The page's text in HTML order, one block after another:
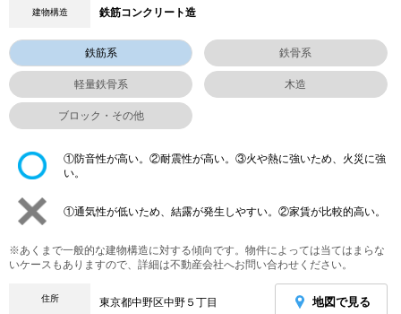
建物構造 鉄筋コンクリート造
鉄筋系 鉄骨系
軽量鉄骨系 木造
ブロック・その他
①防音性が高い。②耐震性が高い。③火や熱に強いため、火災に強
い。
①通気性が低いため、結露が発生しやすい。②家賃が比較的高い。
※あくまで一般的な建物構造に対する傾向です。物件によっては当てはまらな
いケースもありますので、詳細は不動産会社へお問い合わせください。
住所 東京都中野区中野５丁目 地図で見る